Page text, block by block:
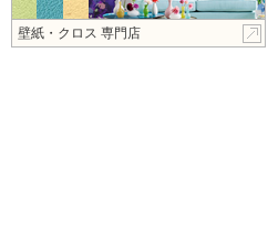
壁紙・クロス 専門店